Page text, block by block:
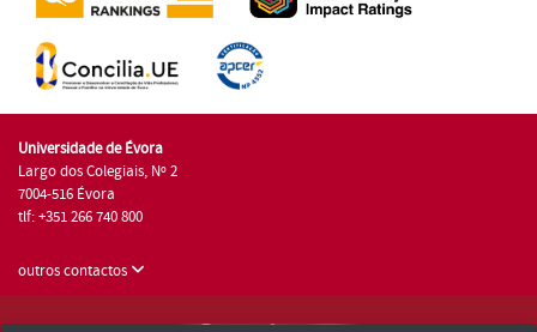
Universidade de Évora
Largo dos Colegiais, Nº 2
7004-516 Évora
tlf: +351 266 740 800
outros contactos